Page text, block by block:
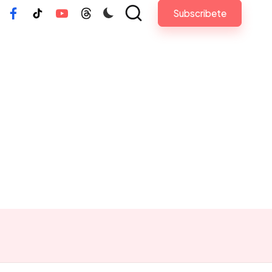
FacebookTiktokYoutubeThreads Subscribete